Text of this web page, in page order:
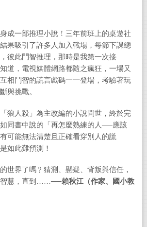
成一部推理小說！三年前班上的桌遊社
果吸引了許多人加入戰場，每節下課總
彼此鬥智推理，那時是我第一次接
，電視媒體網路都隨之瘋狂，一場又
相鬥智的謊言戲碼一一登場，考驗著玩
與挑戰。
狼人殺」為主改編的小說問世，終於完
同書中說的「再怎麼熟練的人──應該
可能無法清楚且正確看穿別人的謊
如此難預測！
世界了嗎﹖猜測、懸疑、背叛與信任，
智慧，直到……──賴秋江（作家、國小教